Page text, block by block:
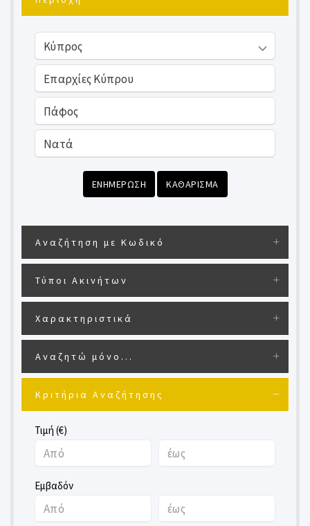
ΕΝΗΜΕΡΩΣΗ ΚΑΘΑΡΙΣΜΑ
Αναζήτηση με Κωδικό
Τύποι Ακινήτων
Χαρακτηριστικά
Αναζητώ μόνο...
Κριτήρια Αναζήτησης
Τιμή (€)
Εμβαδόν